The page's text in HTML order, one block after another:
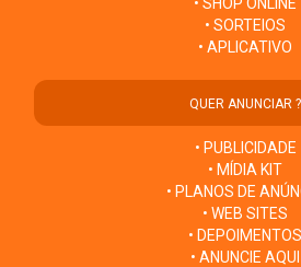
• SORTEIOS
• APLICATIVO
QUER ANUNCIAR ?
• PUBLICIDADE
• MÍDIA KIT
• PLANOS DE
• WEB SITES
• DEPOIMENTOS
• ANUNCIE AQUI